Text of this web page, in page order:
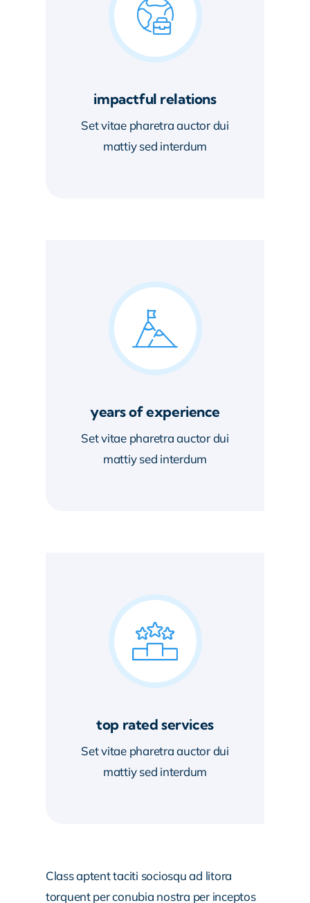
impactful relations
Set vitae pharetra auctor dui
mattiy sed interdum
years of experience
Set vitae pharetra auctor dui
mattiy sed interdum
top rated services
Set vitae pharetra auctor dui
mattiy sed interdum
Class aptent taciti sociosqu ad litora
torquent per conubia nostra per inceptos